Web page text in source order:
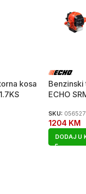
kosa
Benzinski
ECHO
SKU: 056527
1204 KM
DODAJ U